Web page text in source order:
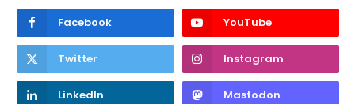
Facebook YouTube
Twitter Instagram
LinkedIn Mastodon